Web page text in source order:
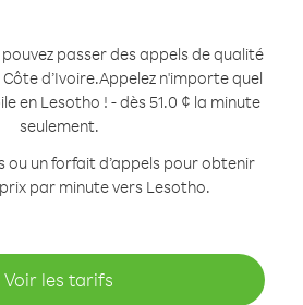
passer des appels de qualité
d’Ivoire.Appelez n'importe quel
en Lesotho ! - dès 51.0 ¢ la minute
seulement.
ou un forfait d’appels pour obtenir
par minute vers Lesotho.
Voir les tarifs